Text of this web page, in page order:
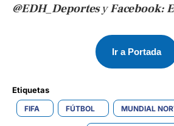
@EDH_DeportesyFacebook:
Ir a Portada
Etiquetas
FIFA FÚTBOL MUNDIAL